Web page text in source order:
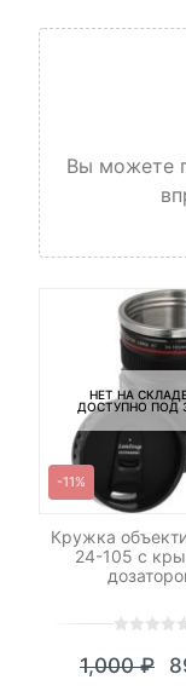
Вы можете
НЕТ НА
ДОСТУПНО ПОД
-11%
Кружка
24-105 c
out
1,000₽